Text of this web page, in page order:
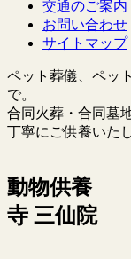
交通のご案内
お問い合わせ
サイトマップ
ペット葬儀、ペッ
で。
合同火葬・合同墓
丁寧にご供養いた
動物供養
寺 三仙院